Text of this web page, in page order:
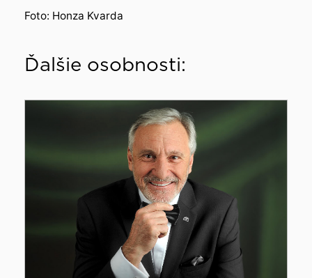
Foto: Honza Kvarda
Ďalšie osobnosti: